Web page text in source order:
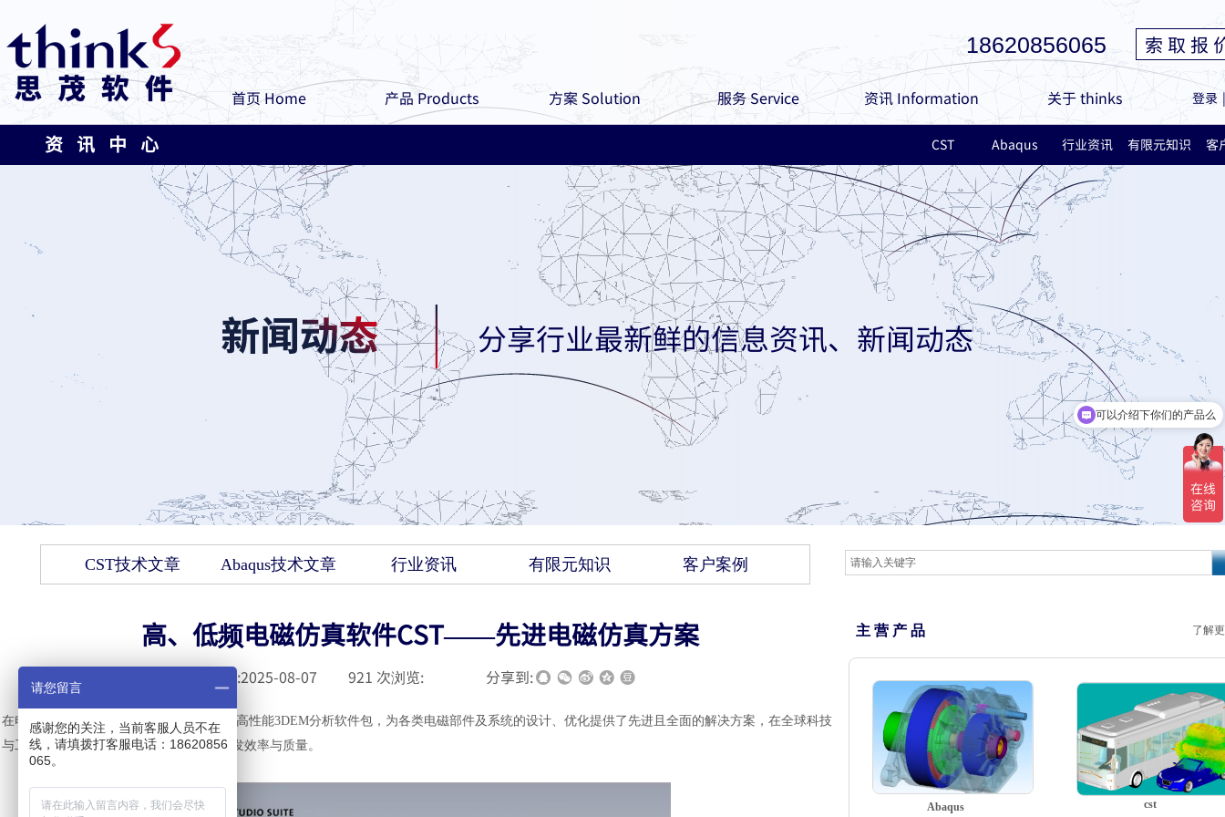
18620856065
登录 |
索 取 报
首页 Home 产品 Products 方案 Solution 服务 Service 资讯 Information 关于 thinks
分享行业最新鲜的信息资讯、新闻动态
资 讯 中 心 CST Abaqus 行业资讯 有限元知识 客
CST技术文章 Abaqus技术文章 行业资讯 有限元知识 客户案例
高、低频电磁仿真软件CST——先进电磁仿真方案
发布时间 :2025-08-07 921 次浏览: 分享到:
在电磁（ EM）设计与分析领域，CST作为高性能3DEM分析软件包，为各类电磁部件及系统的设计、优化提供了先进且全面的解决方案，在全球科技
与工程公司中广泛应用，助力提升产品研发效率与质量。
主 营 产 品 了解
cst
Abaqus
可以介绍下你们的产品么
请您留言
感谢您的关注，当前客服人员不在
线，请填拨打客服电话：18620856
065。